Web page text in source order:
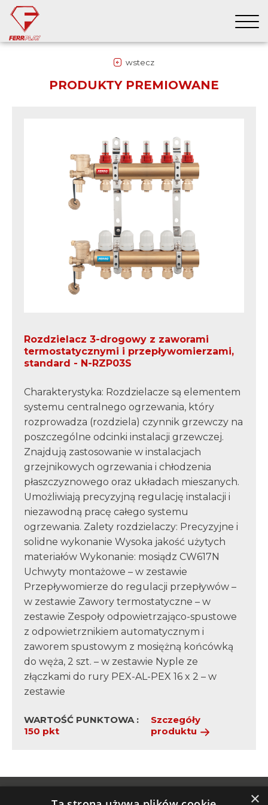
wstecz
PRODUKTY PREMIOWANE
Rozdzielacz 3-drogowy z zaworami
termostatycznymi i przepływomierzami,
standard - N-RZP03S
Charakterystyka: Rozdzielacze są elementem
systemu centralnego ogrzewania, który
rozprowadza (rozdziela) czynnik grzewczy na
poszczególne odcinki instalacji grzewczej.
Znajdują zastosowanie w instalacjach
grzejnikowych ogrzewania i chłodzenia
płaszczyznowego oraz układach mieszanych.
Umożliwiają precyzyjną regulację instalacji i
niezawodną pracę całego systemu
ogrzewania. Zalety rozdzielaczy: Precyzyjne i
solidne wykonanie Wysoka jakość użytych
materiałów Wykonanie: mosiądz CW617N
Uchwyty montażowe – w zestawie
Przepływomierze do regulacji przepływów –
w zestawie Zawory termostatyczne – w
zestawie Zespoły odpowietrzająco-spustowe
z odpowietrznikiem automatycznym i
zaworem spustowym z mosiężną końcówką
do węża, 2 szt. – w zestawie Nyple ze
złączkami do rury PEX-AL-PEX 16 x 2 – w
zestawie
WARTOŚĆ PUNKTOWA :
150 pkt
Szczegóły
produktu
×